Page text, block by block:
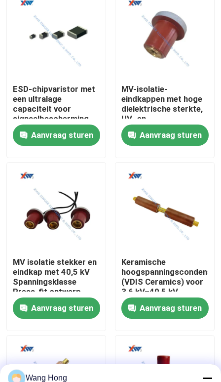
Huis
Producten
Ongeveer ons
Fabrieksreis
contacteer ons
Verzoek om een Citaat
Hoogspannings Ceramische Condensator
De Condensatoren van de hoogspanningsdeurknop
ESD-chipvaristor met
een ultralage
capaciteit voor
signaalbescherming
op hoge snelheid en
bescherming van
automobielcircuits
Aanvraag sturen
MV-isolatie-
eindkappen met hoge
dielektrische sterkte,
UV- en
vochtbestendige voor
schakel- en
kabelcompartimenten
Aanvraag sturen
MV isolatie stekker en
eindkap met 40,5 kV
Spanningsklasse
Press-fit ontwerp
voor schakelaar
poorten gemaakt van
hoogwaardige
Aanvraag sturen
Keramische
(VDIS Ceramics) voor
3,6 kV–40,5 kV-
systemen met
ultralage gedeeltelijke
ontlading en hoge
Aanvraag sturen
Wang Hong